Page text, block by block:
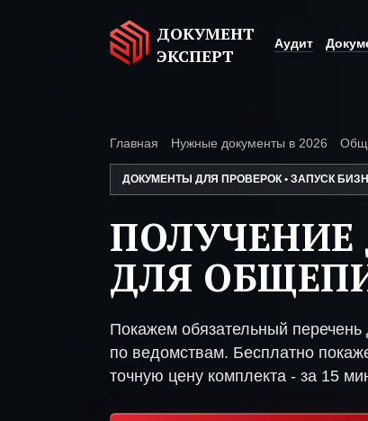
ДОКУМЕНТ
ЭКСПЕРТ
Аудит
Главная Нужные документы в 2026
ДОКУМЕНТЫ ДЛЯ ПРОВЕРОК • ЗАПУСК
ДЛЯ
Покажем обязательный
по ведомствам. Бесплатно
точную цену комплекта - за 15